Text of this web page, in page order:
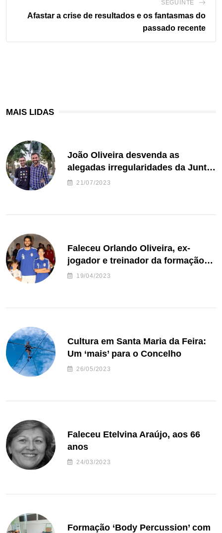
SEGUINTE
Afastar a crise de resultados e os fantasmas do
passado recente
MAIS LIDAS
João Oliveira desvenda as
alegadas irregularidades da Junta
de Freguesia S. João de Ver
21/07/2023
Faleceu Orlando Oliveira, ex-
jogador e treinador da formação
de andebol do Feirense
19/04/2023
Cultura em Santa Maria da Feira:
Um ‘mais’ para o Concelho
26/05/2023
Faleceu Etelvina Araújo, aos 66
anos
24/03/2023
Formação ‘Body Percussion’ com